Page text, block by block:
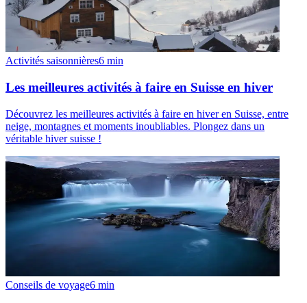
Activités saisonnières6 min
Les meilleures activités à faire en Suisse en hiver
Découvrez les meilleures activités à faire en hiver en Suisse, entre
neige, montagnes et moments inoubliables. Plongez dans un
véritable hiver suisse !
Conseils de voyage6 min